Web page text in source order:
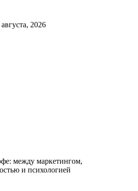
2026
между маркетингом,
и психологией